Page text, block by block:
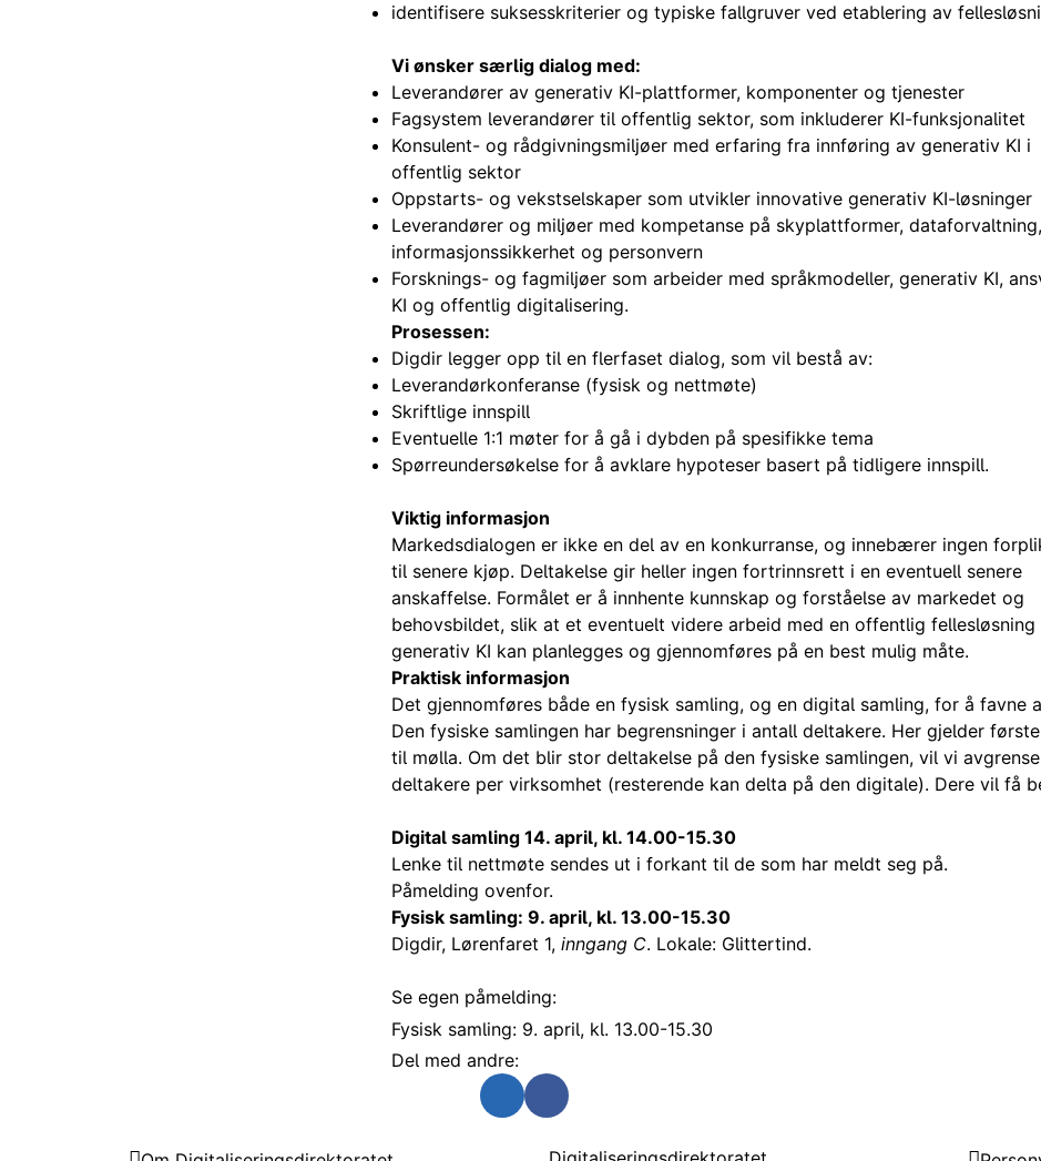
identifisere suksesskriterier og typiske fallgruver ved etablering av
Vi ønsker særlig dialog med:
Leverandører av generativ KI-plattformer, komponenter og tjenester
Fagsystem leverandører til offentlig sektor, som inkluderer KI-funksjonalitet
Konsulent- og rådgivningsmiljøer med erfaring fra innføring av generativ KI i
offentlig sektor
Oppstarts- og vekstselskaper som utvikler innovative generativ KI-løsninger
Leverandører og miljøer med kompetanse på skyplattformer, dataforvaltning,
informasjonssikkerhet og personvern
Forsknings- og fagmiljøer som arbeider med språkmodeller, generativ KI,
KI og offentlig digitalisering.
Prosessen:
Digdir legger opp til en flerfaset dialog, som vil bestå av:
Leverandørkonferanse (fysisk og nettmøte)
Skriftlige innspill
Eventuelle 1:1 møter for å gå i dybden på spesifikke tema
Spørreundersøkelse for å avklare hypoteser basert på tidligere innspill.
Viktig informasjon
Markedsdialogen er ikke en del av en konkurranse, og innebærer ingen
til senere kjøp. Deltakelse gir heller ingen fortrinnsrett i en eventuell senere
anskaffelse. Formålet er å innhente kunnskap og forståelse av markedet og
behovsbildet, slik at et eventuelt videre arbeid med en offentlig
generativ KI kan planlegges og gjennomføres på en best mulig måte.
Praktisk informasjon
Det gjennomføres både en fysisk samling, og en digital samling, for å favne
Den fysiske samlingen har begrensninger i antall deltakere. Her gjelder
til mølla. Om det blir stor deltakelse på den fysiske samlingen, vil vi
deltakere per virksomhet (resterende kan delta på den digitale). Dere vil få
Digital samling 14. april, kl. 14.00-15.30
Lenke til nettmøte sendes ut i forkant til de som har meldt seg på.
Påmelding ovenfor.
Fysisk samling: 9. april, kl. 13.00-15.30
Digdir, Lørenfaret 1, inngang C. Lokale: Glittertind.
Se egen påmelding:
Fysisk samling: 9. april, kl. 13.00-15.30
Del med andre:
Send som e-post
Del på TwitterDel på Linkedin
Del på Facebook